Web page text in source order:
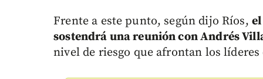
Frente a este punto, según dijo Ríos,
sostendrá una reunión con Andrés
nivel de riesgo que afrontan los líderes